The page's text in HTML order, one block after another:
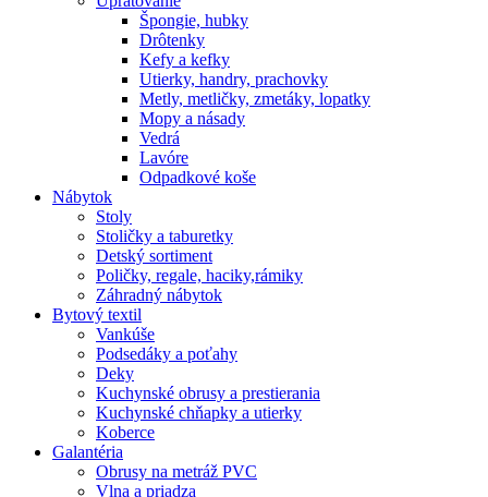
Špongie, hubky
Drôtenky
Kefy a kefky
Utierky, handry, prachovky
Metly, metličky, zmetáky, lopatky
Mopy a násady
Vedrá
Lavóre
Odpadkové koše
Nábytok
Stoly
Stoličky a taburetky
Detský sortiment
Poličky, regale, haciky,rámiky
Záhradný nábytok
Bytový textil
Vankúše
Podsedáky a poťahy
Deky
Kuchynské obrusy a prestierania
Kuchynské chňapky a utierky
Koberce
Galantéria
Obrusy na metráž PVC
Vlna a priadza